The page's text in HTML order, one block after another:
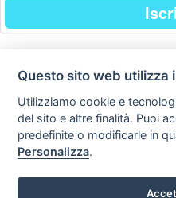
Contatti
Hello
Questo sito web utilizza
Utilizziamo cookie e
del sito e altre finalità. Puoi
predefinite o modificarle in
Personalizza.